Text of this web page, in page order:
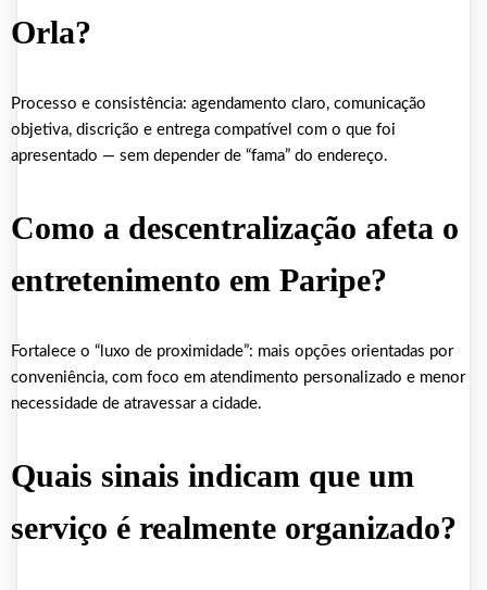
Orla?
Processo e consistência: agendamento claro, comunicação
objetiva, discrição e entrega compatível com o que foi
apresentado — sem depender de “fama” do endereço.
Como a descentralização afeta o
entretenimento em Paripe?
Fortalece o “luxo de proximidade”: mais opções orientadas por
conveniência, com foco em atendimento personalizado e menor
necessidade de atravessar a cidade.
Quais sinais indicam que um
serviço é realmente organizado?